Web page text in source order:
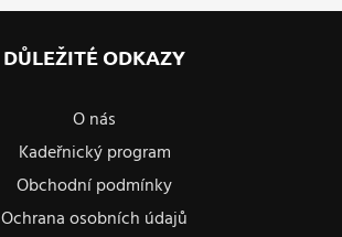
DŮLEŽITÉ ODKAZY
O nás
Kadeřnický program
Obchodní podmínky
Ochrana osobních údajů